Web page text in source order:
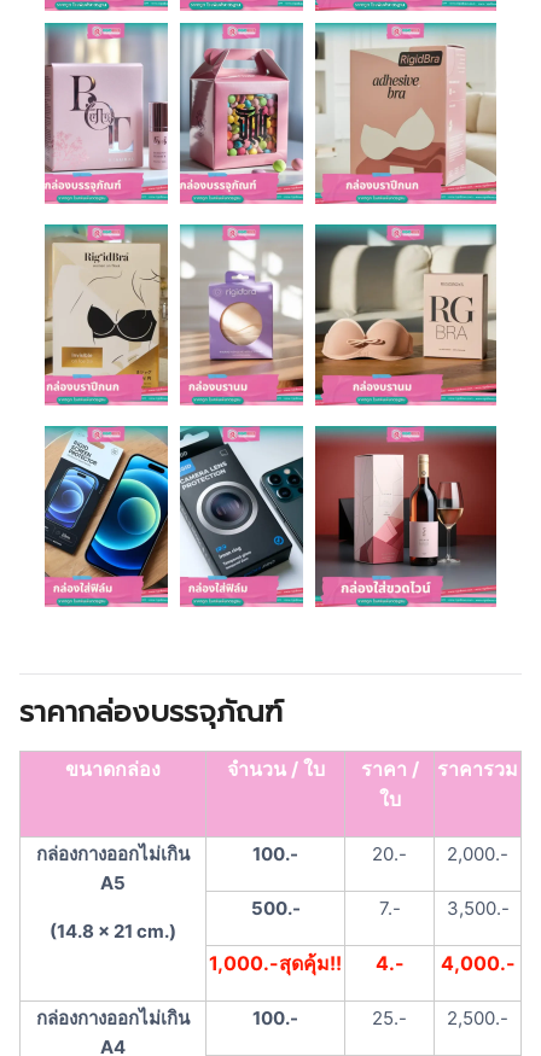
ราคากล่องบรรจุภัณฑ์
ขนาดกล่อง จำนวน / ใบ
ราคา /
ใบ
ราคารวม
กล่องกางออกไม่เกิน
A5
(14.8 x 21 cm.)
100.- 20.- 2,000.-
500.- 7.- 3,500.-
1,000.-สุดคุ้ม!! 4.- 4,000.-
กล่องกางออกไม่เกิน
A4
100.- 25.- 2,500.-